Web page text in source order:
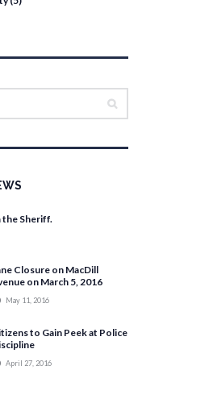
the Sheriff.
Closure on MacDill
on March 5, 2016
May 11, 2016
to Gain Peek at Police
April 27, 2016